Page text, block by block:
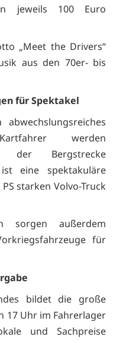
jeweils 100 Euro
„Meet the Drivers“
aus den 70er- bis
für Spektakel
werden
der Bergstrecke
eine spektakuläre
starken Volvo-Truck
sorgen außerdem
für
bildet die große
17 Uhr im Fahrerlager
und Sachpreise